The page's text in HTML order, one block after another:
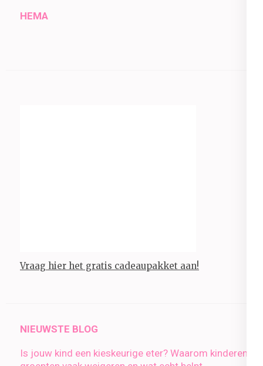
HEMA
Vraag hier het gratis cadeaupakket aan!
NIEUWSTE BLOG
Is jouw kind een kieskeurige eter? Waarom kinderen